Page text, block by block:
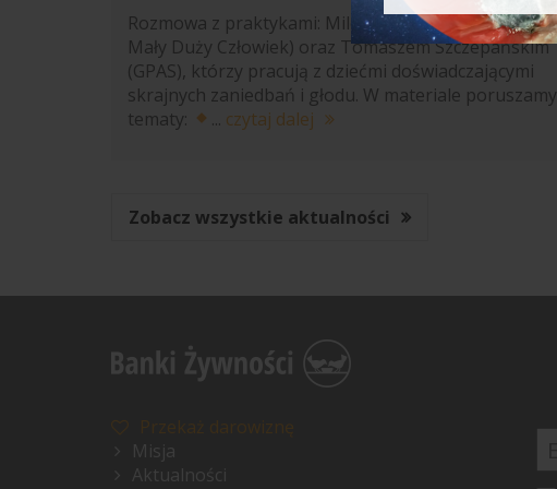
Rozmowa z praktykami: Mileną Domańską (Fundacja
Mały Duży Człowiek) oraz Tomaszem Szczepańskim
(GPAS), którzy pracują z dziećmi doświadczającymi
skrajnych zaniedbań i głodu. W materiale poruszamy
tematy:
... czytaj dalej
Zobacz wszystkie aktualności
Misja
Aktualności